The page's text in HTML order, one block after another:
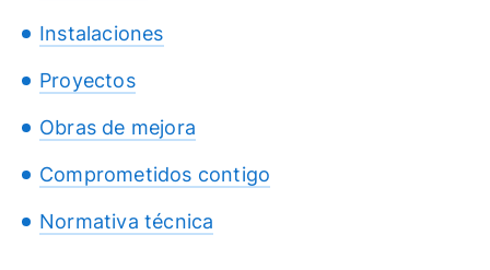
Instalaciones
Proyectos
Obras de mejora
Comprometidos contigo
Normativa técnica